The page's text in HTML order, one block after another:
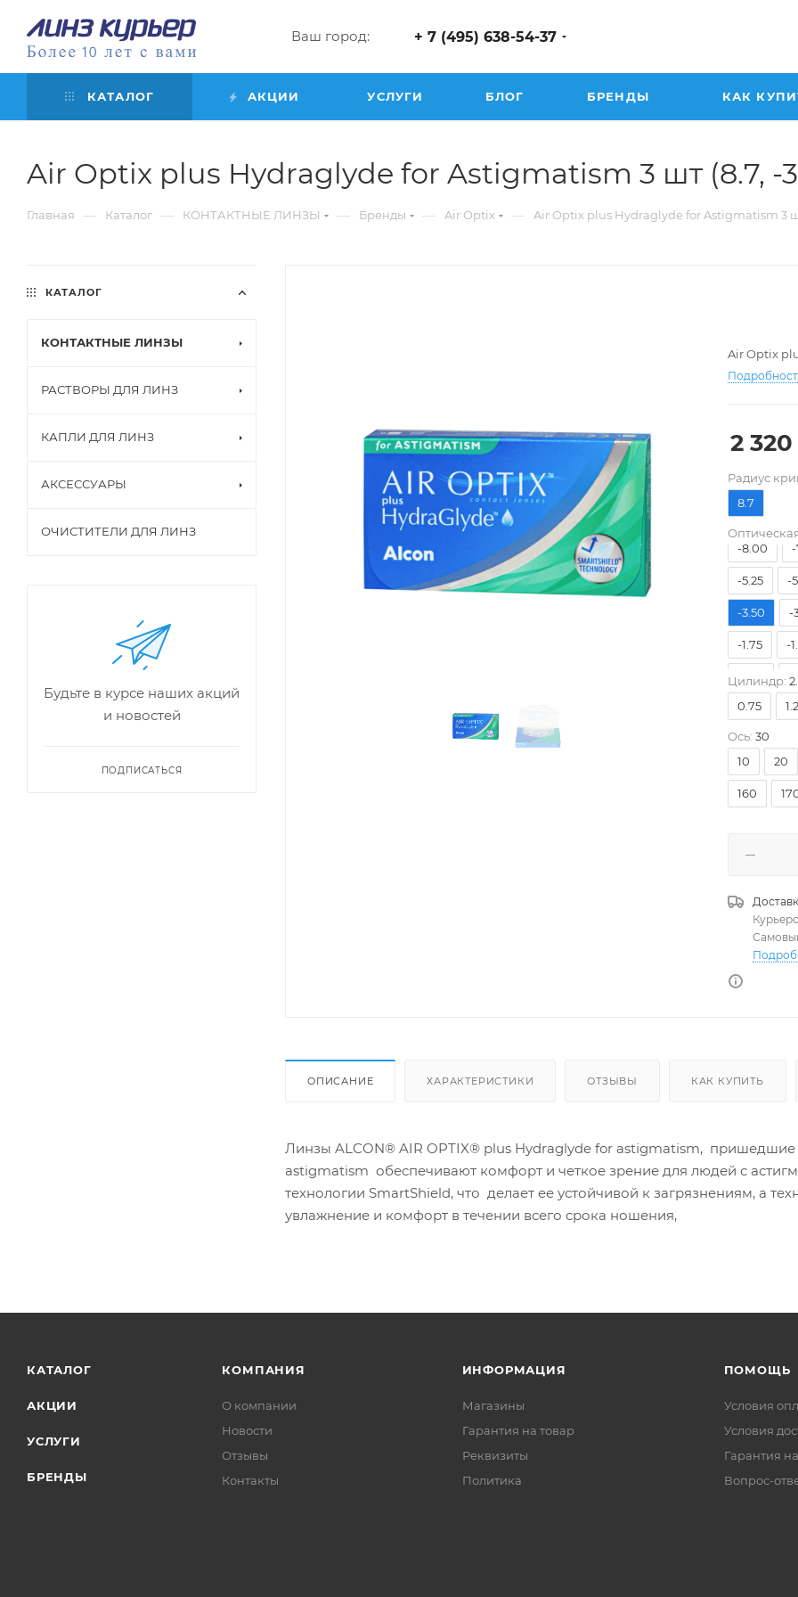
Ваш город: + 7 (495) 638-54-37
КАТАЛОГ АКЦИИ УСЛУГИ БЛОГ БРЕНДЫ КАК
Air Optix plus Hydraglyde for Astigmatism 3 шт (8.7, -
Главная — Каталог — КОНТАКТНЫЕ ЛИНЗЫ — Бренды — Air Optix — Air Optix plus Hydraglyde for Astigmatism 3
Air Optix
2 320
Pадиус
8.7
-8.00
-
-5.25 -
-3.50 -
-1.75 -
0.00
+1.75
+3.50
Цилиндр:
0.75
Ось: 30
10
20
160
ОПИСАНИЕ ХАРАКТЕРИСТИКИ ОТЗЫВЫ КАК КУПИТЬ
Линзы ALCON® AIR OPTIX® plus Hydraglyde for astigmatism,
astigmatism обеспечивают комфорт и четкое зрение для людей с
технологии SmartShield, что делает ее устойчивой к загрязнениям, а
увлажнение и комфорт в течении всего срока ношения,
КАТАЛОГ
КОНТАКТНЫЕ ЛИНЗЫ
РАСТВОРЫ ДЛЯ ЛИНЗ
КАПЛИ ДЛЯ ЛИНЗ
АКСЕССУАРЫ
ОЧИСТИТЕЛИ ДЛЯ ЛИНЗ
Будьте в курсе наших акций
и новостей
ПОДПИСАТЬСЯ
КАТАЛОГ
АКЦИИ
УСЛУГИ
БРЕНДЫ
КОМПАНИЯ
О компании
Новости
Отзывы
Контакты
ИНФОРМАЦИЯ
Магазины
Гарантия на товар
Реквизиты
Политика
ПОМОЩЬ
Условия
Условия
Гарантия
Вопрос-